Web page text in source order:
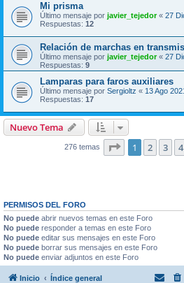
Mi prisma
Último mensaje por javier_tejedor« 27
Respuestas: 12
Relación de marchas en
Último mensaje por javier_tejedor« 27
Respuestas: 9
Lamparas para faros auxiliares
Último mensaje por Sergioltz « 13 Ago
Respuestas: 17
Nuevo Tema
276 temas Página de 12
1 2 3 4
PERMISOS DEL FORO
No puede abrir nuevos temas en este Foro
No puede responder a temas en este Foro
No puede editar sus mensajes en este Foro
No puede borrar sus mensajes en este Foro
No puede enviar adjuntos en este Foro
Inicio Índice general